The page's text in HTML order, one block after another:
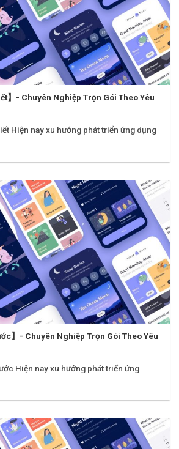
】- Chuyên Nghiệp Trọn Gói Theo Yêu
Hiện nay xu hướng phát triển ứng dụng
】- Chuyên Nghiệp Trọn Gói Theo Yêu
Hiện nay xu hướng phát triển ứng